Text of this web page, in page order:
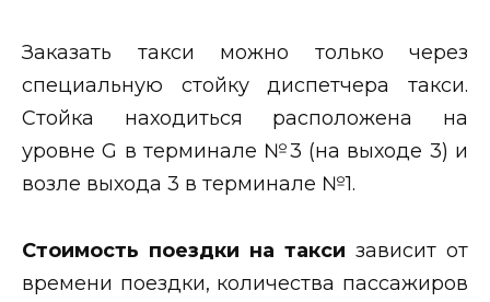
Заказать такси можно только через
специальную стойку диспетчера такси.
Стойка находиться расположена на
уровне G в терминале №3 (на выходе 3) и
возле выхода 3 в терминале №1.
Стоимость поездки на такси зависит от
времени поездки, количества пассажиров